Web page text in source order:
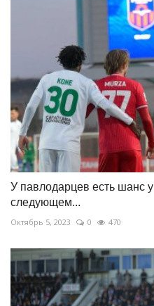
У павлодарцев есть шанс
следующем...
Октябрь 5, 2023 0 470